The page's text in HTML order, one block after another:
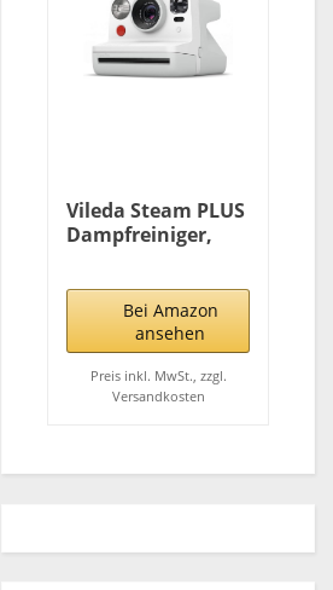
Vileda Steam PLUS
Dampfreiniger,
Bodenreinigung,
entfernt bis zu
99,9% der
Bakterien und
Viren*, für alle
Böden, ideal für
Bei Amazon
ansehen
Preis inkl. MwSt., zzgl.
Versandkosten